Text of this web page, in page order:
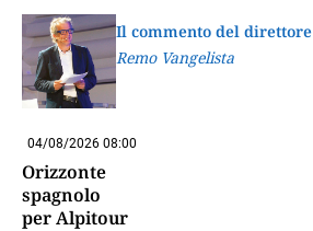
Il commento del direttore
Remo Vangelista
04/08/2026 08:00
Orizzonte
spagnolo
per Alpitour